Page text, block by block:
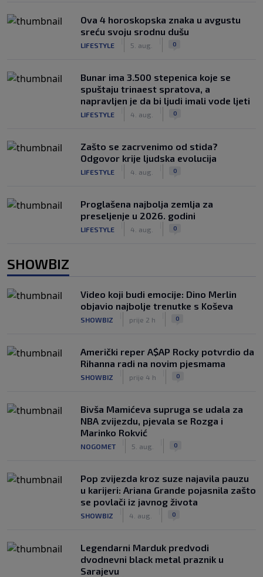
Ova 4 horoskopska znaka u avgustu
sreću svoju srodnu dušu
LIFESTYLE 5. aug. 0
Bunar imа 3.500 stepenica koje se
spuštaju trinaest spratova, a
napravljen je da bi ljudi imali vode ljeti
LIFESTYLE 4. aug. 0
Zašto se zacrvenimo od stida?
Odgovor krije ljudska evolucija
LIFESTYLE 4. aug. 0
Proglašena najbolja zemlja za
preseljenje u 2026. godini
LIFESTYLE 4. aug. 0
SHOWBIZ
Video koji budi emocije: Dino Merlin
objavio najbolje trenutke s Koševa
SHOWBIZ prije 2 h 0
Američki reper A$AP Rocky potvrdio da
Rihanna radi na novim pjesmama
SHOWBIZ prije 4 h 0
Bivša Mamićeva supruga se udala za
NBA zvijezdu, pjevala se Rozga i
Marinko Rokvić
NOGOMET 5. aug. 0
Pop zvijezda kroz suze najavila pauzu
u karijeri: Ariana Grande pojasnila zašto
se povlači iz javnog života
SHOWBIZ 4. aug. 0
Legendarni Marduk predvodi
dvodnevni black metal praznik u
Sarajevu